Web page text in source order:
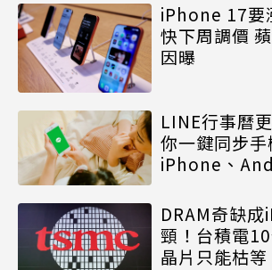
iPhone 17要
快下周調價
因曝
LINE行事曆
你一鍵同步
iPhone、
DRAM奇缺
頸！台積電
晶片只能枯等